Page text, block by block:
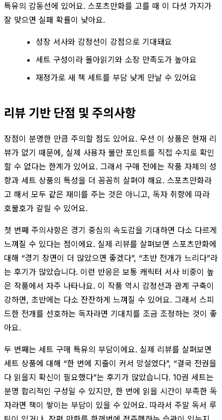
특유의 감동선에 있어요. 스포츠만화를 고를 때 이 다섯 가지가
잘 맞으면 실패 확률이 낮아요.
성장 서사와 감정선이 강점으로 기대돼요
세트 구성이라 몰아읽기와 소장 만족도가 높아요
재정가로 새 책 세트를 부담 낮게 만날 수 있어요
리뷰 기반 단점 및 주의사항
장점이 분명한 만큼 주의할 점도 있어요. 우선 이 상품은 현재 리
뷰가 없기 때문에, 실제 사용자 불만 포인트를 직접 수치로 확인
할 수 없다는 한계가 있어요. 그래서 구매 전에는 작품 자체의 성
향과 세트 상품의 특성을 더 꼼꼼히 살펴야 해요. 스포츠만화라
고 해서 모두 같은 재미를 주는 것은 아니고, 독자 취향에 따라
호불호가 갈릴 수 있어요.
첫 번째 주의사항은 경기 중심의 속도감을 기대하면 다소 다르게
느껴질 수 있다는 점이에요. 실제 리뷰를 살펴보면 스포츠만화에
대해 “경기 장면이 더 많았으면 좋겠다”, “초반 전개가 느리다”라
는 후기가 많았습니다. 이런 반응은 보통 캐릭터 서사 비중이 높
은 작품에서 자주 나타나요. 이 작품 역시 감정선과 관계 구축이
강하면, 초반에는 다소 잔잔하게 느껴질 수 있어요. 그래서 스피
드한 전개를 선호하는 독자라면 기대치를 조금 조정하는 것이 좋
아요.
두 번째는 세트 구매 특유의 부담이에요. 실제 리뷰를 살펴보면
세트 상품에 대해 “한 번에 지출이 커서 망설였다”, “결국 전권을
다 읽을지 확신이 필요했다”는 후기가 많았습니다. 10권 세트는
분명 합리적인 구성일 수 있지만, 한 번에 읽을 시간이 부족한 독
자라면 책이 쌓이는 부담이 있을 수 있어요. 따라서 주말 독서 루